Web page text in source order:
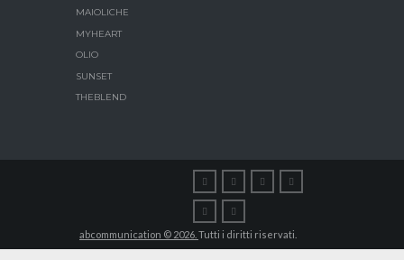
MAIOLICHE
MYHEART
OLIO
SUNSET
THEBLEND
abcommunication © 2026. Tutti i diritti riservati.